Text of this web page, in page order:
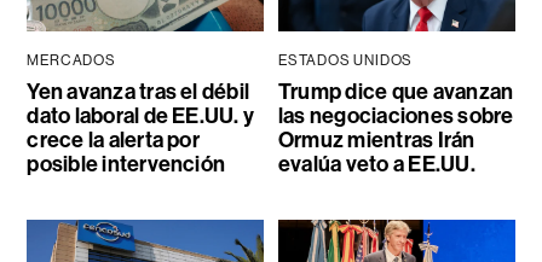
MERCADOS
Yen avanza tras el débil
dato laboral de EE.UU. y
crece la alerta por
posible intervención
ESTADOS UNIDOS
Trump dice que avanzan
las negociaciones sobre
Ormuz mientras Irán
evalúa veto a EE.UU.